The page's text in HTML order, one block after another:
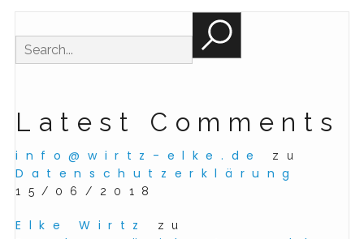
Latest Comments
info@wirtz-elke.de zu
Datenschutzerklärung
15/06/2018
Elke Wirtz zu